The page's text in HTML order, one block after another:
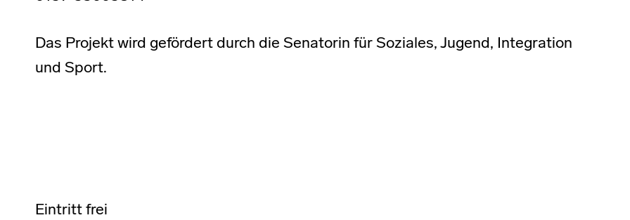
Das Projekt wird gefördert durch die Senatorin für Soziales, Jugend, Integration
und Sport.
Eintritt frei